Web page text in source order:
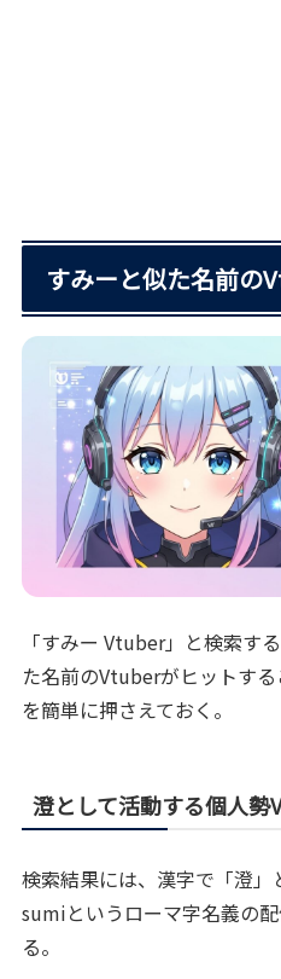
すみーと似た名前の
「すみー Vtuber」と検索す
た名前のVtuberがヒットす
を簡単に押さえておく。
澄として活動する個人
検索結果には、漢字で「澄」
sumiというローマ字名義の
る。